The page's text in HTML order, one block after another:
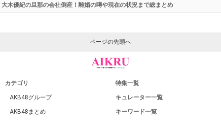
大木優紀の旦那の会社倒産！離婚の噂や現在の状況まで総まとめ
ページの先頭へ
カテゴリ
AKB48グループ
AKB48まとめ
特集一覧
キュレーター一覧
キーワード一覧